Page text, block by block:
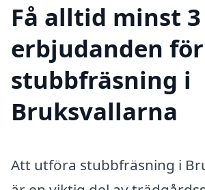
Få alltid minst 3
erbjudanden för
stubbfräsning i
Bruksvallarna
Att utföra stubbfräsning i